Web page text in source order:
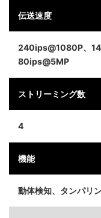
伝送速度
240ips@1080P、
80ips@5MP
ストリーミング数
4
機能
動体検知、タンパリ